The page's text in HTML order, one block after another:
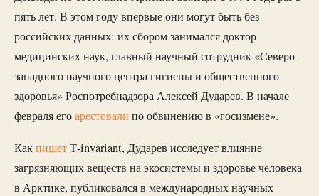
пять лет. В этом году впервые они могут быть без
российских данных: их сбором занимался доктор
медицинских наук, главный научный сотрудник «Северо-
западного научного центра гигиены и общественного
здоровья» Роспотребнадзора Алексей Дударев. В начале
февраля егоарестовали по обвинению в «госизмене».
КакпишетТ-invariant, Дударев исследует влияние
загрязняющих веществ на экосистемы и здоровье человека
в Арктике, публиковался в международных научных